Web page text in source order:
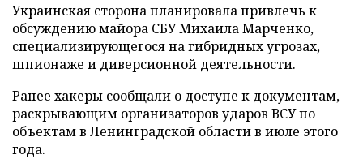
Украинская сторона планировала привлечь к
обсуждению майора СБУ Михаила Марченко,
специализирующегося на гибридных угрозах,
шпионаже и диверсионной деятельности.
Ранее хакеры сообщали о доступе к документам,
раскрывающим организаторов ударов ВСУ по
объектам в Ленинградской области в июле этого
года.